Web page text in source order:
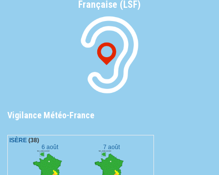
Française (LSF)
Vigilance Météo-France